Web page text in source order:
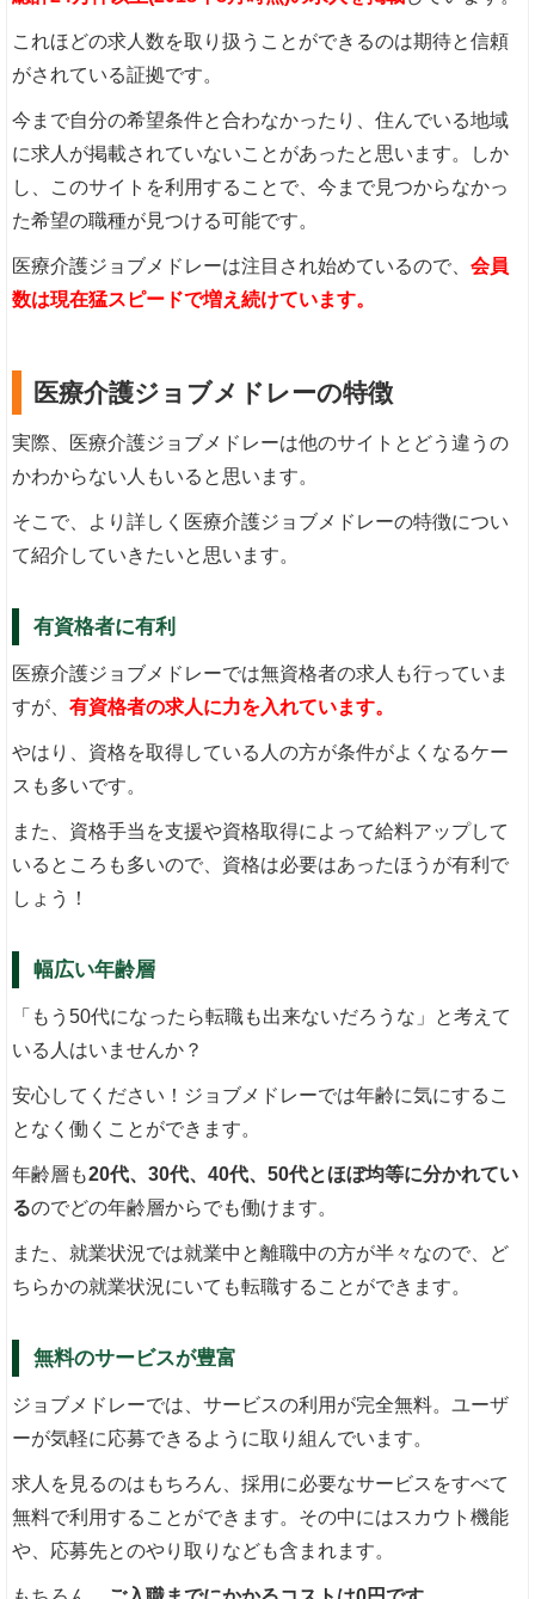
これほどの求人数を取り扱うことができるのは期待と信頼
がされている証拠です。
今まで自分の希望条件と合わなかったり、住んでいる地域
に求人が掲載されていないことがあったと思います。しか
し、このサイトを利用することで、今まで見つからなかっ
た希望の職種が見つける可能です。
医療介護ジョブメドレーは注目され始めているので、会員
数は現在猛スピードで増え続けています。
医療介護ジョブメドレーの特徴
実際、医療介護ジョブメドレーは他のサイトとどう違うの
かわからない人もいると思います。
そこで、より詳しく医療介護ジョブメドレーの特徴につい
て紹介していきたいと思います。
有資格者に有利
医療介護ジョブメドレーでは無資格者の求人も行っていま
すが、有資格者の求人に力を入れています。
やはり、資格を取得している人の方が条件がよくなるケー
スも多いです。
また、資格手当を支援や資格取得によって給料アップして
いるところも多いので、資格は必要はあったほうが有利で
しょう！
幅広い年齢層
「もう50代になったら転職も出来ないだろうな」と考えて
いる人はいませんか？
安心してください！ジョブメドレーでは年齢に気にするこ
となく働くことができます。
年齢層も20代、30代、40代、50代とほぼ均等に分かれてい
るのでどの年齢層からでも働けます。
また、就業状況では就業中と離職中の方が半々なので、ど
ちらかの就業状況にいても転職することができます。
無料のサービスが豊富
ジョブメドレーでは、サービスの利用が完全無料。ユーザ
ーが気軽に応募できるように取り組んでいます。
求人を見るのはもちろん、採用に必要なサービスをすべて
無料で利用することができます。その中にはスカウト機能
や、応募先とのやり取りなども含まれます。